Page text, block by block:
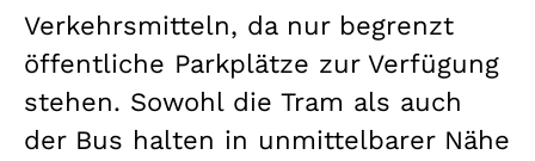
Verkehrsmitteln, da nur begrenzt
öffentliche Parkplätze zur Verfügung
stehen. Sowohl die Tram als auch
der Bus halten in unmittelbarer Nähe